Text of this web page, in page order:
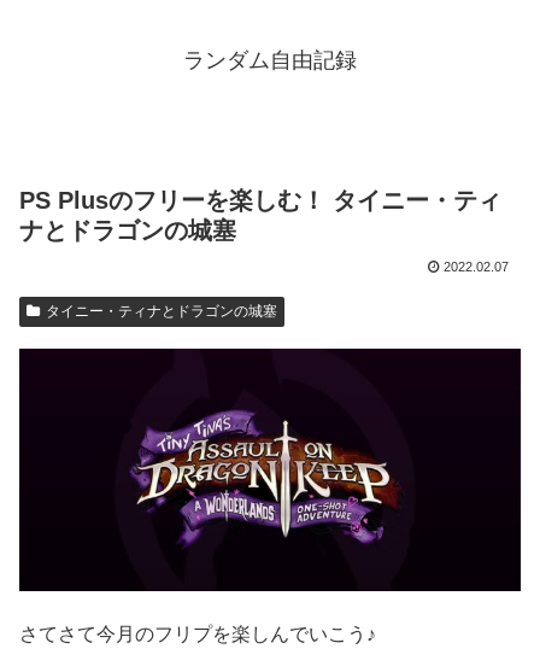
ランダム自由記録
PS Plusのフリーを楽しむ！ タイニー・ティ
ナとドラゴンの城塞
2022.02.07
タイニー・ティナとドラゴンの城塞
さてさて今月のフリプを楽しんでいこう♪